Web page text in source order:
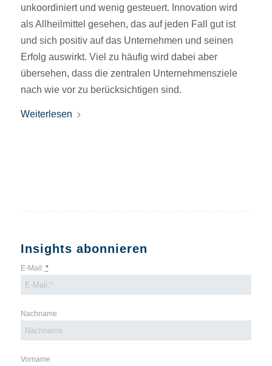
unkoordiniert und wenig gesteuert. Innovation wird
als Allheilmittel gesehen, das auf jeden Fall gut ist
und sich positiv auf das Unternehmen und seinen
Erfolg auswirkt. Viel zu häufig wird dabei aber
übersehen, dass die zentralen Unternehmensziele
nach wie vor zu berücksichtigen sind.
Weiterlesen
Insights abonnieren
E-Mail: *
Nachname
Vorname